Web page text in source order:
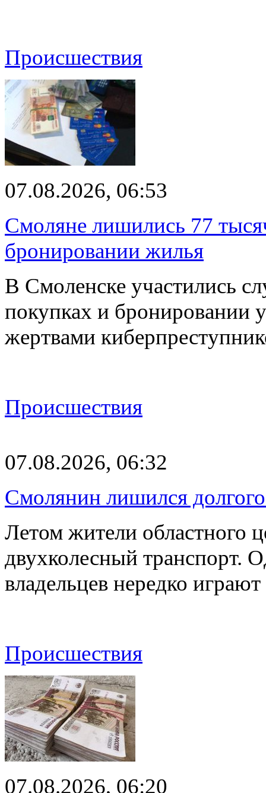
Происшествия
07.08.2026, 06:53
Смоляне лишились 77
бронировании жилья
В Смоленске участились
покупках и бронировании
жертвами
Происшествия
07.08.2026, 06:32
Смолянин лишился
Летом жители областного
двухколесный транспорт.
владельцев нередко
Происшествия
07.08.2026, 06:20